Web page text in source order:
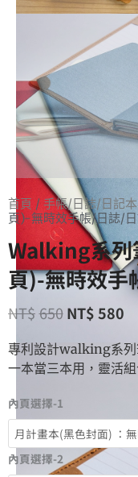
首頁 / 手帳/日誌/日記本
頁)-無時效手帳/日誌/
Walking系列
頁)-無時效
NT$650 NT$580
專利設計walking系列
一本當三本用，靈活
內頁選擇-1
內頁選擇-2